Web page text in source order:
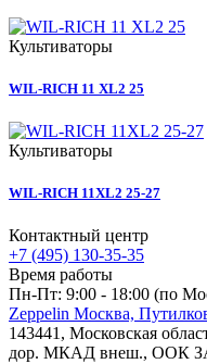
Культиваторы
WIL-RICH 11 XL2 25
Культиваторы
WIL-RICH 11XL2 25-27
Контактный центр
+7 (495) 130-35-35
Время работы
Пн-Пт: 9:00 - 18:00 (по
Zeppelin Москва,
143441, Московская
дор. МКАД внеш., ООК